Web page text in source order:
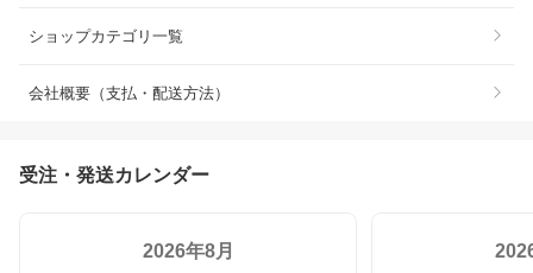
ショップカテゴリ一覧
会社概要（支払・配送方法）
受注・発送カレンダー
2026年8月